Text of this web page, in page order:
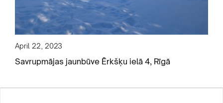
April 22, 2023
Savrupmājas jaunbūve Ērkšķu ielā 4, Rīgā